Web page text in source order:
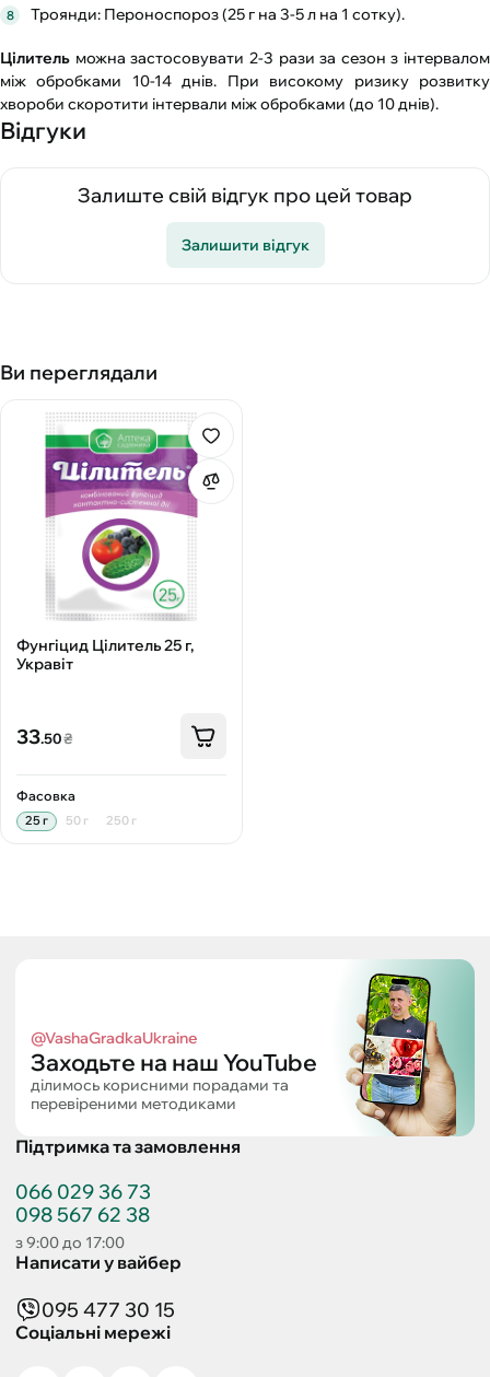
Троянди: Пероноспороз (25 г на 3-5 л на 1 сотку).
Цілитель можна застосовувати 2-3 рази за сезон з інтервалом
між обробками 10-14 днів. При високому ризику розвитку
хвороби скоротити інтервали між обробками (до 10 днів).
Відгуки
Залиште свій відгук про цей товар
Залишити відгук
Ви переглядали
Фунгіцид Цілитель 25 г,
Укравіт
33.50₴
Фасовка
25 г 50 г 250 г
@VashaGradkaUkraine
Заходьте на наш YouTube
ділимось корисними порадами та
перевіреними методиками
Підтримка та замовлення
066 029 36 73
098 567 62 38
з 9:00 до 17:00
Написати у вайбер
095 477 30 15
Соціальні мережі